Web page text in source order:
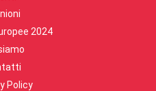
2024
Policy